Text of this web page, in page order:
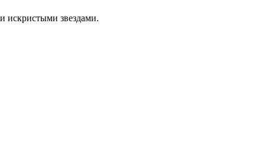
искристыми звездами.